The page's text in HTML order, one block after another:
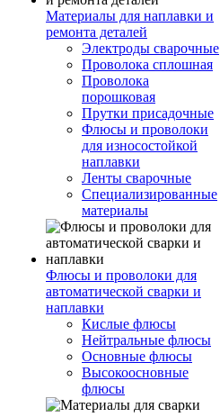
Материалы для наплавки и
ремонта деталей
Электроды сварочные
Проволока сплошная
Проволока
порошковая
Прутки присадочные
Флюсы и проволоки
для износостойкой
наплавки
Ленты сварочные
Специализированные
материалы
Флюсы и проволоки для
автоматической сварки и
наплавки
Кислые флюсы
Нейтральные флюсы
Основные флюсы
Высокоосновные
флюсы